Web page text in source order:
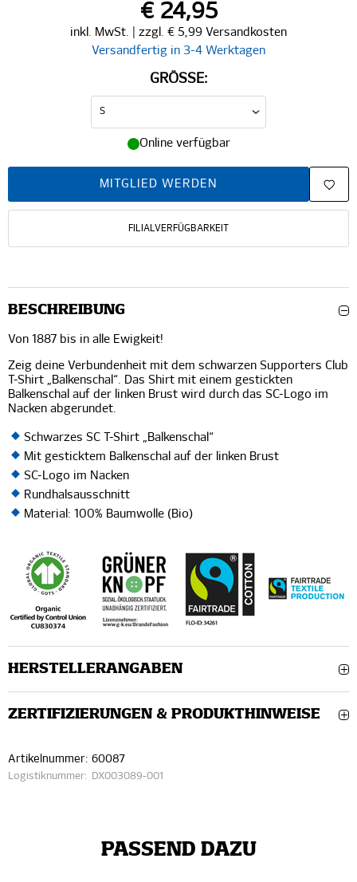
€ 24,95
inkl. MwSt. | zzgl. € 5,99 Versandkosten
Versandfertig in 3-4 Werktagen
GRÖSSE:
Online verfügbar
MITGLIED WERDEN
FILIALVERFÜGBARKEIT
BESCHREIBUNG
Von 1887 bis in alle Ewigkeit!
Zeig deine Verbundenheit mit dem schwarzen Supporters Club
T-Shirt „Balkenschal“. Das Shirt mit einem gestickten
Balkenschal auf der linken Brust wird durch das SC-Logo im
Nacken abgerundet.
Schwarzes SC T-Shirt „Balkenschal“
Mit gesticktem Balkenschal auf der linken Brust
SC-Logo im Nacken
Rundhalsausschnitt
Material: 100% Baumwolle (Bio)
HERSTELLERANGABEN
ZERTIFIZIERUNGEN & PRODUKTHINWEISE
Artikelnummer: 60087
Logistiknummer: DX003089-001
PASSEND DAZU